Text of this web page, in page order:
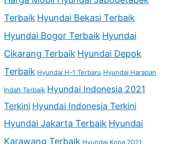
Terbaik Hyundai Bekasi Terbaik
Hyundai Bogor Terbaik Hyundai
Cikarang Terbaik Hyundai Depok
Terbaik Hyundai H-1 Terbaru Hyundai Harapan
Indah Terbaik Hyundai Indonesia 2021
Terkini Hyundai Indonesia Terkini
Hyundai Jakarta Terbaik Hyundai
Karawang Terbaik Hyundai Kona 2021